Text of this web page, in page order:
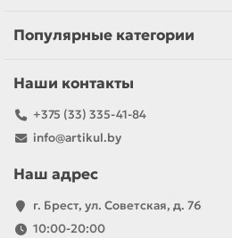
Популярные категории
Наши контакты
+375 (33) 335-41-84
info@artikul.by
Наш адрес
г. Брест, ул. Советская, д. 76
10:00-20:00